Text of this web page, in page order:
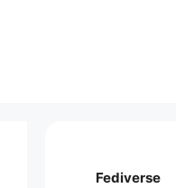
Fediverse